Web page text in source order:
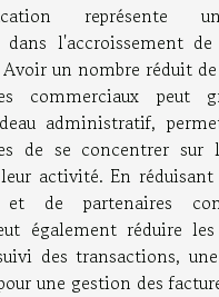
représente
dans l'accroissement
un nombre réduit
commerciaux peut
administratif,
de se concentrer sur
activité. En
de partenaires
également réduire
des transactions,
une gestion des